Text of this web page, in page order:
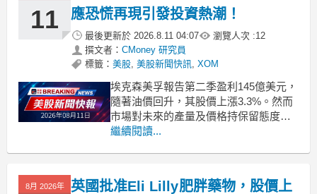
11
應恐慌再現引發投資熱潮！
最後更新於 2026.8.11 04:07 瀏覽人次 :12
撰文者： CMoney 研究員
標籤： 美股, 美股新聞快訊, XOM
埃克森美孚報告第二季盈利145億美元，
隨著油價回升，其股價上漲3.3%。然而
市場對未來的產量及價格持保留態度。
.badgeprice-container {
gap: 1rem !important;
繼續閱讀...
8月 2026年
英國批准Eli Lilly肥胖藥物，股價上